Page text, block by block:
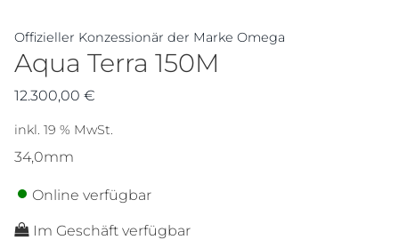
Offizieller Konzessionär der Marke Omega
Aqua Terra 150M
12.300,00 €
inkl. 19 % MwSt.
34,0mm
Online verfügbar
Im Geschäft verfügbar